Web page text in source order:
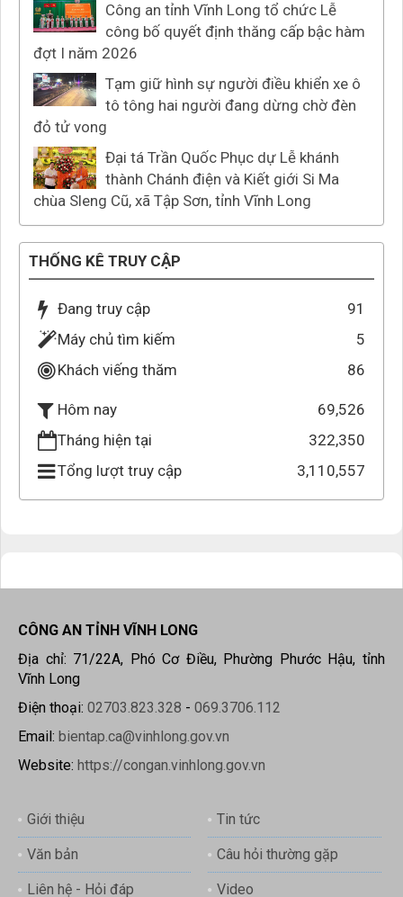
Công an tỉnh Vĩnh Long tổ chức Lễ
công bố quyết định thăng cấp bậc hàm
đợt I năm 2026
Tạm giữ hình sự người điều khiển xe ô
tô tông hai người đang dừng chờ đèn
đỏ tử vong
Đại tá Trần Quốc Phục dự Lễ khánh
thành Chánh điện và Kiết giới Si Ma
chùa Sleng Cũ, xã Tập Sơn, tỉnh Vĩnh Long
THỐNG KÊ TRUY CẬP
Đang truy cập
91
Máy chủ tìm kiếm
5
Khách viếng thăm
86
Hôm nay
69,526
Tháng hiện tại
322,350
Tổng lượt truy cập
3,110,557
CÔNG AN TỈNH VĨNH LONG
Địa chỉ: 71/22A, Phó Cơ Điều, Phường Phước Hậu, tỉnh
Vĩnh Long
Điện thoại: 02703.823.328 - 069.3706.112
Email: bientap.ca@vinhlong.gov.vn
Website: https://congan.vinhlong.gov.vn
Giới thiệu Tin tức
Văn bản Câu hỏi thường gặp
Liên hệ - Hỏi đáp Video